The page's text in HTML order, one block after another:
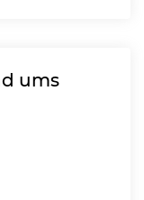
ums